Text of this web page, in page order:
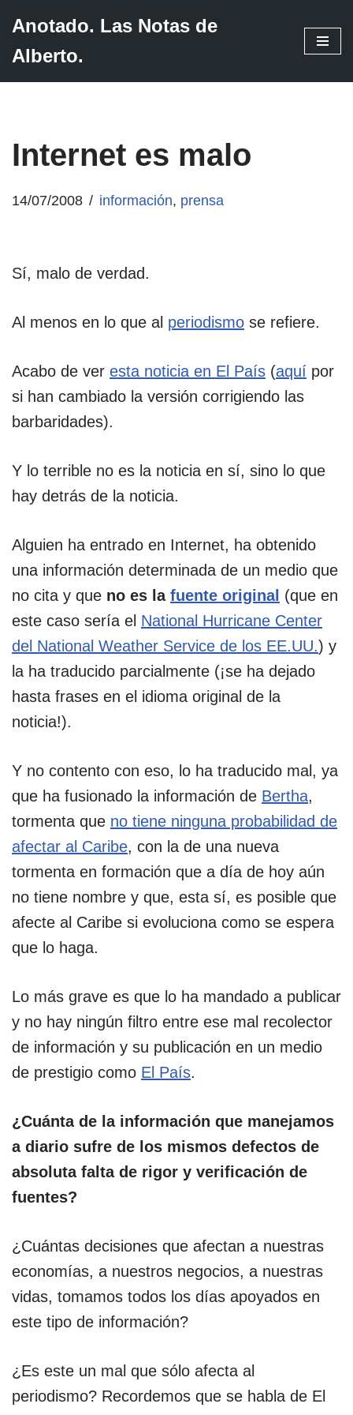
Saltar
Anotado. Las Notas de
Alberto.
Internet es malo
14/07/2008 información, prensa
Sí, malo de verdad.
Al menos en lo que al periodismo se refiere.
Acabo de ver esta noticia en El País (aquí por
si han cambiado la versión corrigiendo las
barbaridades).
Y lo terrible no es la noticia en sí, sino lo que
hay detrás de la noticia.
Alguien ha entrado en Internet, ha obtenido
una información determinada de un medio que
no cita y que no es la fuente original (que en
este caso sería el National Hurricane Center
del National Weather Service de los EE.UU.) y
la ha traducido parcialmente (¡se ha dejado
hasta frases en el idioma original de la
noticia!).
Y no contento con eso, lo ha traducido mal, ya
que ha fusionado la información de Bertha,
tormenta que no tiene ninguna probabilidad de
afectar al Caribe, con la de una nueva
tormenta en formación que a día de hoy aún
no tiene nombre y que, esta sí, es posible que
afecte al Caribe si evoluciona como se espera
que lo haga.
Lo más grave es que lo ha mandado a publicar
y no hay ningún filtro entre ese mal recolector
de información y su publicación en un medio
de prestigio como El País.
¿Cuánta de la información que manejamos
a diario sufre de los mismos defectos de
absoluta falta de rigor y verificación de
fuentes?
¿Cuántas decisiones que afectan a nuestras
economías, a nuestros negocios, a nuestras
vidas, tomamos todos los días apoyados en
este tipo de información?
¿Es este un mal que sólo afecta al
periodismo? Recordemos que se habla de El